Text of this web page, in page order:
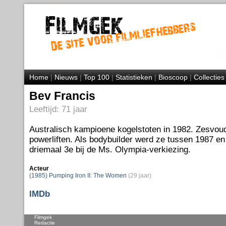
Home|Nieuws|Top 100|Statistieken|Bioscoop|Collecties
Bev Francis
Leeftijd: 71 jaar
Australisch kampioene kogelstoten in 1982.
powerliften. Als bodybuilder werd ze tussen 1987
driemaal 3e bij de Ms. Olympia-verkiezing.
Acteur
(1985) Pumping Iron II: The Women (29 jaar)
IMDb
Filmgek
Redactie